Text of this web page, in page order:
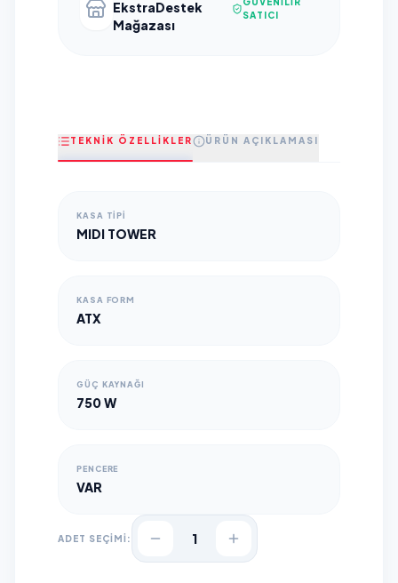
EkstraDestek
Mağazası
SATICI
TEKNİK ÖZELLİKLER ÜRÜN AÇIKLAMASI
KASA TIPI
MIDI TOWER
KASA FORM
ATX
GÜÇ KAYNAĞI
750 W
PENCERE
VAR
ADET SEÇİMİ: 1